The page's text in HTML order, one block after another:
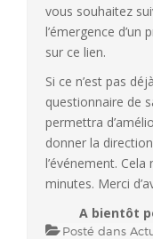
vous souhaitez
l’émergence
sur ce lien.
Si ce n’est pas
questionnaire de
permettra
donner la
l’événement.
minutes. Merci
A bientôt
Posté dans